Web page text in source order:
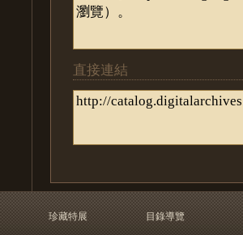
直接連結
珍藏特展
目錄導覽